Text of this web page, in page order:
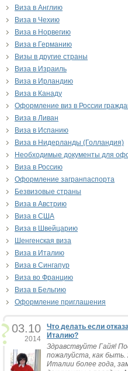
Виза в Англию
Виза в Чехию
Виза в Норвегию
Виза в Германию
Визы в другие страны
Виза в Израиль
Виза в Ирландию
Виза в Канаду
Оформление виз в России
Виза в Ливан
Виза в Испанию
Виза в Нидерланды (Голландия)
Необходимые документы для
Виза в Россию
Оформление загранпаспорта
Безвизовые страны
Виза в Австрию
Виза в США
Виза в Швейцарию
Шенгенская виза
Виза в Италию
Виза в Сингапур
Виза во Францию
Виза в Бельгию
Оформление приглашения
03.10
2014
Что делать если
Италию?
Здравствуйте Гайя!
пожалуйста, как быть.
Италии более года,